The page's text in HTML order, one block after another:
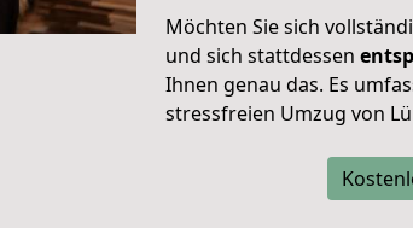
Möchten Sie sich
und sich stattdessen
Ihnen genau das. Es
stressfreien Umzug von